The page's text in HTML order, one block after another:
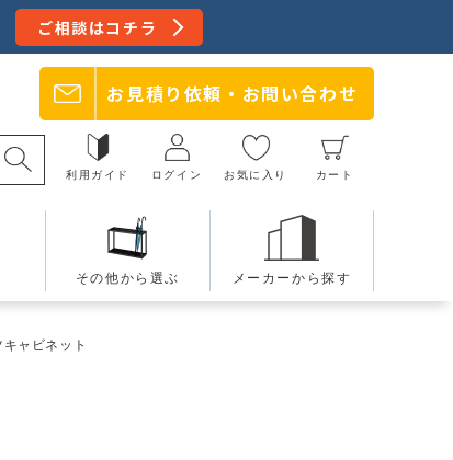
ご相談はコチラ
お見積り依頼・ お問い合わせ
利用ガイド ログイン お気に入り カート
その他から選ぶ メーカーから探す
ャビネット